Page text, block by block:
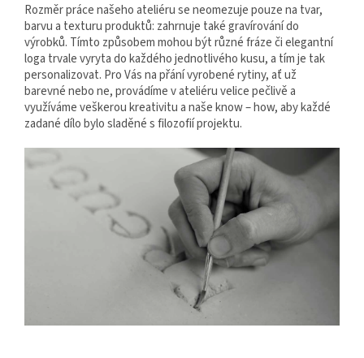
Rozměr práce našeho ateliéru se neomezuje pouze na tvar,
barvu a texturu produktů: zahrnuje také gravírování do
výrobků. Tímto způsobem mohou být různé fráze či elegantní
loga trvale vyryta do každého jednotlivého kusu, a tím je tak
personalizovat. Pro Vás na přání vyrobené rytiny, ať už
barevné nebo ne, provádíme v ateliéru velice pečlivě a
využíváme veškerou kreativitu a naše know – how, aby každé
zadané dílo bylo sladěné s filozofií projektu.